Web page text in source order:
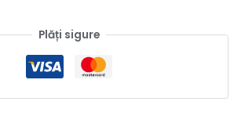
Plăți sigure